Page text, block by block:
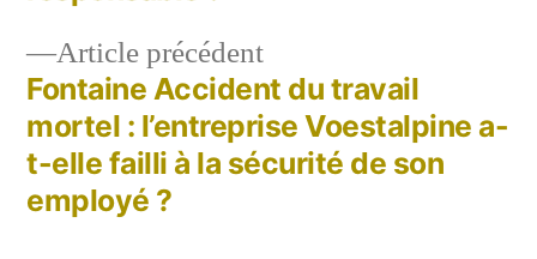
Article précédentArticle
précédent :
Fontaine Accident du travail
mortel : l’entreprise Voestalpine a-
t-elle failli à la sécurité de son
employé ?